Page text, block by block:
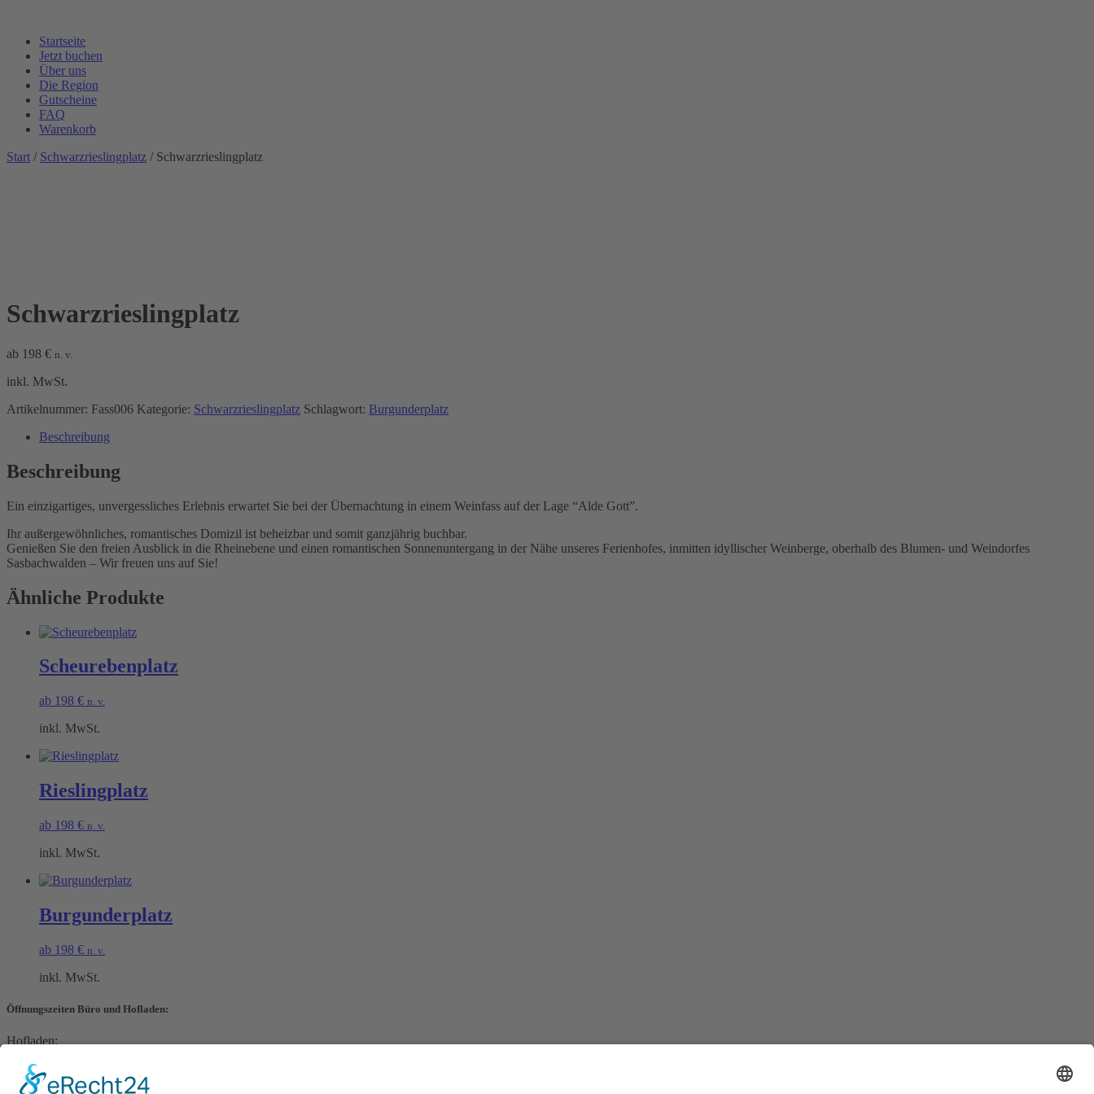
Startseite
Jetzt buchen
Über uns
Die Region
Gutscheine
FAQ
Warenkorb
Start / Schwarzrieslingplatz / Schwarzrieslingplatz
Schwarzrieslingplatz
ab 198 € n. v.
inkl. MwSt.
Artikelnummer: Fass006 Kategorie: Schwarzrieslingplatz Schlagwort: Burgunderplatz
Beschreibung
Beschreibung
Ein einzigartiges, unvergessliches Erlebnis erwartet Sie bei der Übernachtung in einem Weinfass auf der Lage “Alde Gott”.
Ihr außergewöhnliches, romantisches Domizil ist beheizbar und somit ganzjährig buchbar.
Genießen Sie den freien Ausblick in die Rheinebene und einen romantischen Sonnenuntergang in der Nähe unseres Ferienhofes, inmitten idyllischer Weinberge, oberhalb des Blumen- und Weindorfes
Sasbachwalden – Wir freuen uns auf Sie!
Ähnliche Produkte
Scheurebenplatz
ab 198 € n. v.
inkl. MwSt.
Rieslingplatz
ab 198 € n. v.
inkl. MwSt.
Burgunderplatz
ab 198 € n. v.
inkl. MwSt.
Öffnungszeiten Büro und Hofladen:
Hofladen:
Telefonisch erreichen Sie uns: